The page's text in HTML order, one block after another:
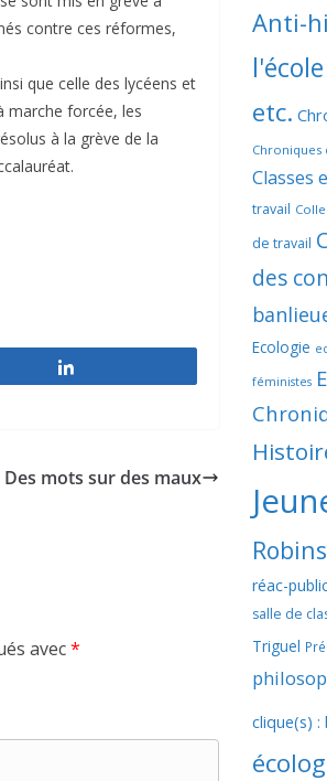
contre ces réformes,
que celle des lycéens et
marche forcée, les
à la grève de la
mots sur des maux
avec*
Anti-
l'école
etc.
Chroniques
Classes
travail
de travail
des
Ecologie
féministes
réac-
salle de
Triguel
clique(s)